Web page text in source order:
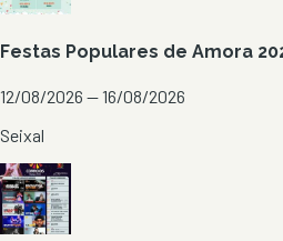
Festas Populares de Amora
12/08/2026 — 16/08/2026
Seixal